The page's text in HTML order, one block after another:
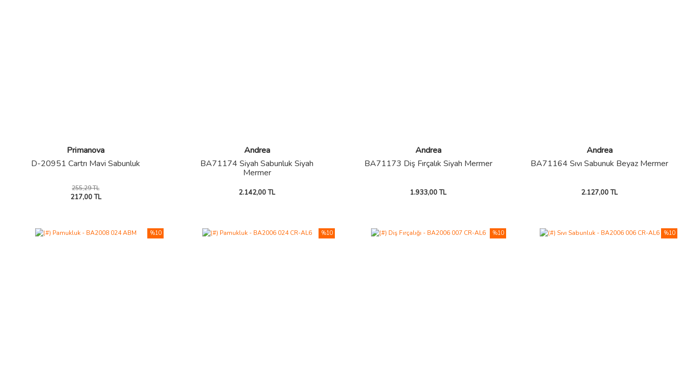
Primanova
D-20951 Cartrı Mavi Sabunluk
255,29 TL
217,00 TL
Andrea
BA71174 Siyah Sabunluk Siyah
Mermer
2.142,00 TL
Andrea
BA71173 Diş Fırçalık Siyah Mermer
1.933,00 TL
Andrea
BA71164 Sıvı Sabunuk Beyaz Mermer
2.127,00 TL
%10 %10 %10 %10